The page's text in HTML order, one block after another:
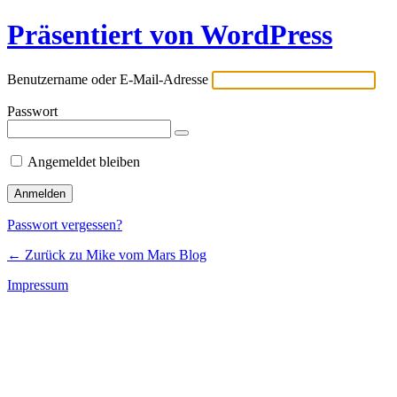
Präsentiert von WordPress
Benutzername oder E-Mail-Adresse
Passwort
Angemeldet bleiben
Passwort vergessen?
← Zurück zu Mike vom Mars Blog
Impressum